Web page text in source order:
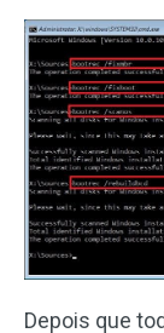
Depois que